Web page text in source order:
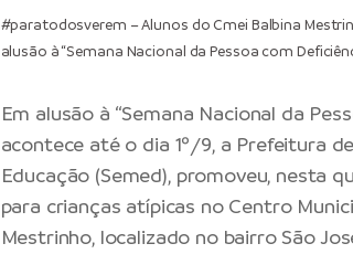
#paratodosverem – Alunos do Cmei Balbina
alusão à “Semana Nacional da Pessoa com
Em alusão à “Semana Nacional da
acontece até o dia 1º/9, a Prefeitura
Educação (Semed), promoveu, nesta
para crianças atípicas no Centro
Mestrinho, localizado no bairro São